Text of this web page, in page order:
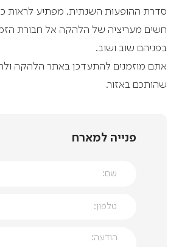
סדרת ההופעות השנתית. מפתיע לראות
חשים מעריציה של הלהקה אל חבורת
בפניהם שוב ושוב.
אתם מוזמנים להתעדכן באתר הלהקה
שהותכם באזור.
פנייה למארח